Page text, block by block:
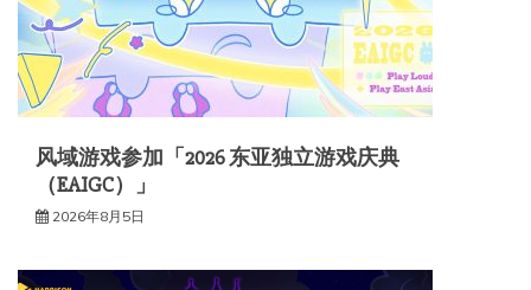
风域游戏参加「2026 东亚独立游戏庆典
（EAIGC）」
2026年8月5日